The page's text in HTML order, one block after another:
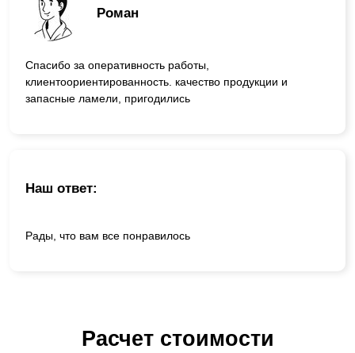
Роман
Спасибо за оперативность работы,
клиентоориентированность. качество продукции и
запасные ламели, пригодились
Наш ответ:
Рады, что вам все понравилось
Расчет стоимости